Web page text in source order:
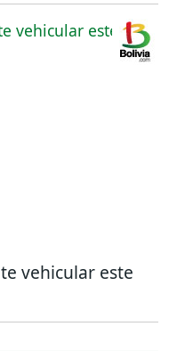
vehicular este